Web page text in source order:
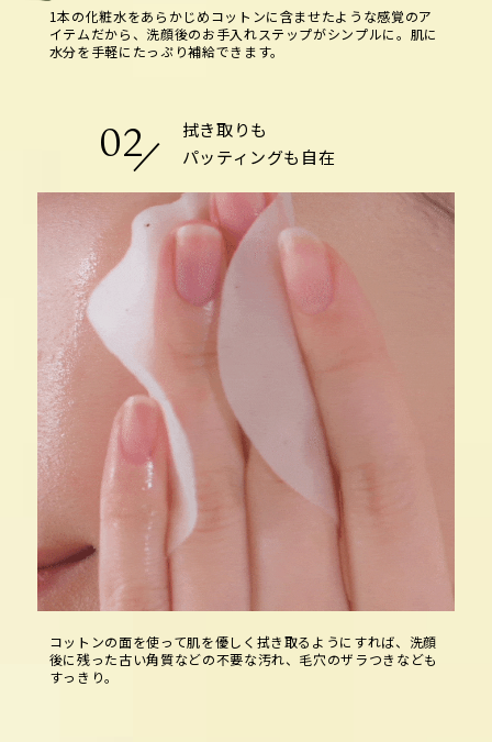
1本の化粧水をあらかじめコットンに含ませたような感覚のア
イテムだから、洗顔後のお手入れステップがシンプルに。肌に
水分を手軽にたっぷり補給できます。
02
拭き取りも
パッティングも自在
コットンの面を使って肌を優しく拭き取るようにすれば、洗顔
後に残った古い角質などの不要な汚れ、毛穴のザラつきなども
すっきり。